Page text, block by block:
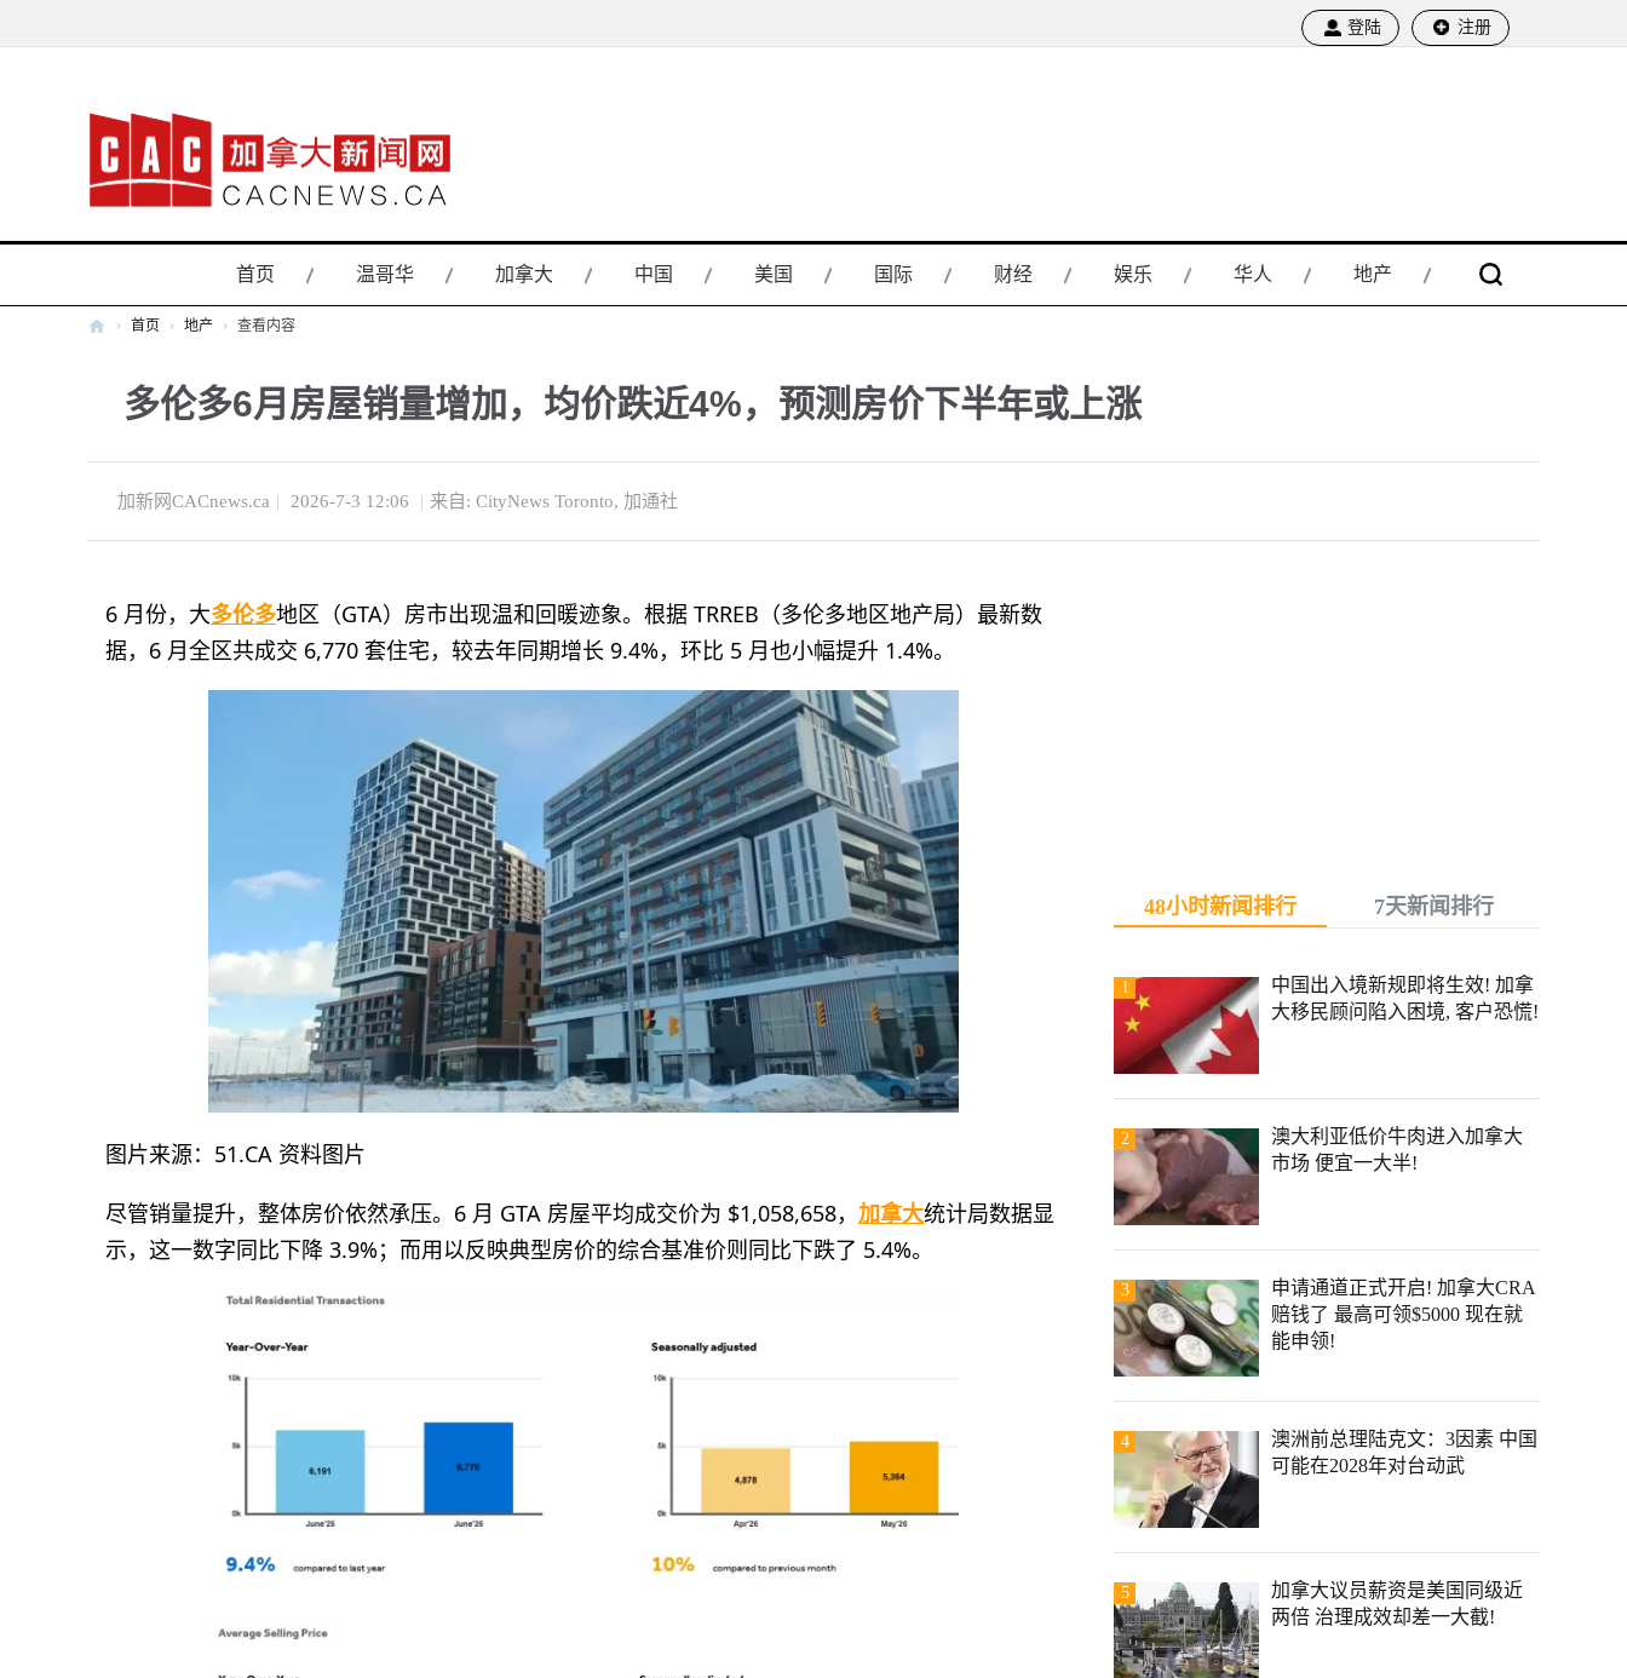
登陆 注册
首页 温哥华 加拿大 中国 美国 国际 财经 娱乐 华人 地产
新
网
› 首页 › 地产 › 查看内容
多伦多6月房屋销量增加，均价跌近4%，预测房价下半年或上涨
加新网CACnews.ca | 2026-7-3 12:06 | 来自: CityNews Toronto, 加通社
6 月份，大多伦多地区（GTA）房市出现温和回暖迹象。根据 TRREB（多伦多地区地产局）最新数
据，6 月全区共成交 6,770 套住宅，较去年同期增长 9.4%，环比 5 月也小幅提升 1.4%。
图片来源：51.CA 资料图片
尽管销量提升，整体房价依然承压。6 月 GTA 房屋平均成交价为 $1,058,658， 加拿大统计局数据显
示，这一数字同比下降 3.9%；而用以反映典型房价的综合基准价则同比下跌了 5.4%。
48小时新闻排行 7天新闻排行
1
中国出入境新规即将生效! 加拿
大移民顾问陷入困境, 客户恐慌!
2
澳大利亚低价牛肉进入加拿大
市场 便宜一大半!
3
申请通道正式开启! 加拿大CRA
赔钱了 最高可领$5000 现在就
能申领!
4
澳洲前总理陆克文：3因素 中国
可能在2028年对台动武
5
加拿大议员薪资是美国同级近
两倍 治理成效却差一大截!